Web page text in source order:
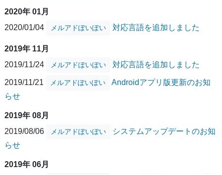
2020年 01月
2020/01/04
メルアドぽいぽい 対応言語を追加しました
2019年 11月
2019/11/24
メルアドぽいぽい 対応言語を追加しました
2019/11/21 メルアドぽいぽい
Androidアプリ版更新のお知
らせ
2019年 08月
2019/08/06
メルアドぽいぽい
システムアップデートのお知
らせ
2019年 06月